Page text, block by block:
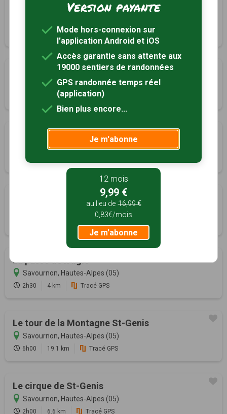
Sous le Pic de Crigne
3.9 km Tracé GPS
La crête de la Colle
Piégut, Alpes-de-Haute-Provence (04)
7.2 km Tracé GPS
Saint-Colomban
Piégut, Alpes-de-Haute-Provence (04)
3h00
Rochebrune, Hautes-Alpes (05)
La passe de l'Aigle
Savournon, Hautes-Alpes (05)
2h30 4 km Tracé GPS
Le tour de la Montagne St-Genis
Savournon, Hautes-Alpes (05)
6h00 19.1 km Tracé GPS
Le cirque de St-Genis
Savournon, Hautes-Alpes (05)
2h00 6.6 km Tracé GPS
Version payante
Mode hors-connexion sur
l'application Android et iOS
Accès garantie sans attente aux
19000 sentiers de randonnées
GPS randonnée temps réel
(application)
Bien plus encore...
Je m'abonne
12 mois
9,99 €
au lieu de 16,99 €
0,83€/mois
Je m'abonne